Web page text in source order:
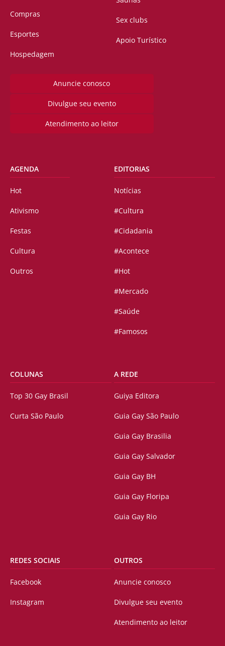
Compras
Esportes
Hospedagem
Sex clubs
Apoio Turístico
Anuncie conosco
Divulgue seu evento
Atendimento ao leitor
AGENDA
Hot
Ativismo
Festas
Cultura
Outros
EDITORIAS
Notícias
#Cultura
#Cidadania
#Acontece
#Hot
#Mercado
#Saúde
#Famosos
COLUNAS
Top 30 Gay Brasil
Curta São Paulo
A REDE
Guiya Editora
Guia Gay São Paulo
Guia Gay Brasilia
Guia Gay Salvador
Guia Gay BH
Guia Gay Floripa
Guia Gay Rio
REDES SOCIAIS
Facebook
Instagram
OUTROS
Anuncie conosco
Divulgue seu evento
Atendimento ao leitor